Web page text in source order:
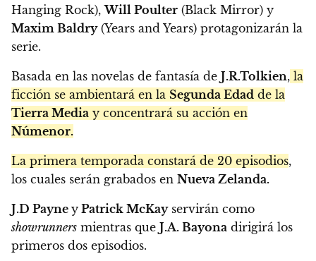
Hanging Rock),Will Poulter (Black Mirror) y
Maxim Baldry(Years and Years) protagonizarán la
serie.
Basada en las novelas de fantasía de J.R.Tolkien, la
ficción se ambientará en la Segunda Edad de la
Tierra Media y concentrará su acción en
Númenor.
La primera temporada constará de 20 episodios,
los cuales serán grabados en Nueva Zelanda.
J.D Payne y Patrick McKayservirán como
showrunners mientras que J.A. Bayona dirigirá los
primeros dos episodios.